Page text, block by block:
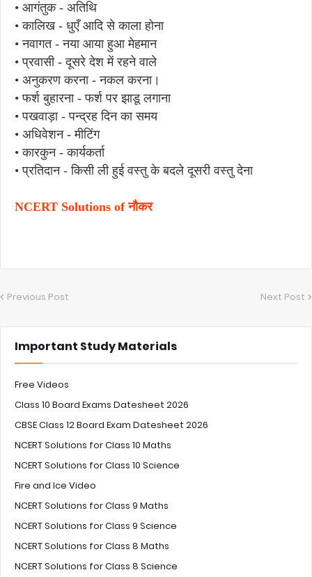
• आगंतुक - अतिथि
• कालिख - धुएँ आदि से काला होना
• नवागत - नया आया हुआ मेहमान
• प्रवासी - दूसरे देश में रहने वाले
• अनुकरण करना - नकल करना।
• फर्श बुहारना - फर्श पर झाडू लगाना
• पखवाड़ा - पन्द्रह दिन का समय
• अधिवेशन - मीटिंग
• कारकुन - कार्यकर्ता
• प्रतिदान - किसी ली हुई वस्तु के बदले दूसरी वस्तु देना
NCERT Solutions of नौकर
Previous Post Next Post
Important Study Materials
Free Videos
Class 10 Board Exams Datesheet 2026
CBSE Class 12 Board Exam Datesheet 2026
NCERT Solutions for Class 10 Maths
NCERT Solutions for Class 10 Science
Fire and Ice Video
NCERT Solutions for Class 9 Maths
NCERT Solutions for Class 9 Science
NCERT Solutions for Class 8 Maths
NCERT Solutions for Class 8 Science